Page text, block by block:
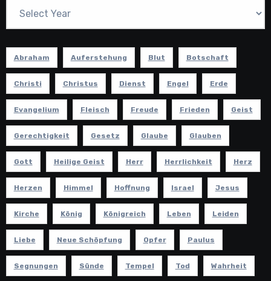
Abraham Auferstehung Blut Botschaft
Christi Christus Dienst Engel Erde
Evangelium Fleisch Freude Frieden Geist
Gerechtigkeit Gesetz Glaube Glauben
Gott Heilige Geist Herr Herrlichkeit Herz
Herzen Himmel Hoffnung Israel Jesus
Kirche König Königreich Leben Leiden
Liebe Neue Schöpfung Opfer Paulus
Segnungen Sünde Tempel Tod Wahrheit